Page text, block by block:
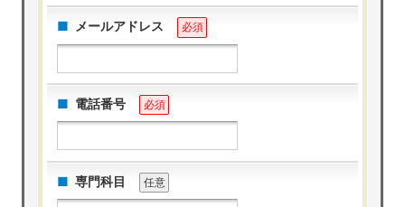
メールアドレス 必須
電話番号 必須
専門科目 任意